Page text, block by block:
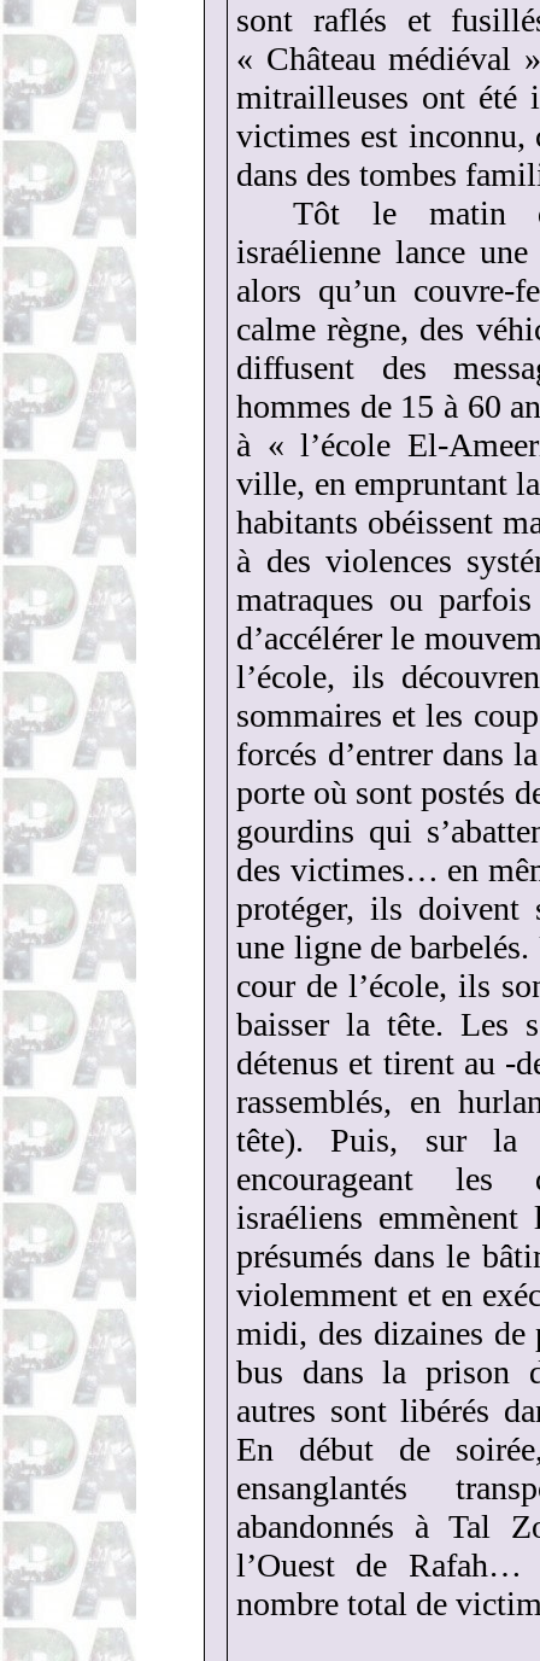
sont raflés et
« Château médiéval
mitrailleuses ont été
victimes est inconnu,
dans des tombes
Tôt le matin
israélienne lance
alors qu’un
calme règne, des
diffusent des
hommes de 15 à 60
à « l’école El-
ville, en empruntant
habitants obéissent
à des violences
matraques ou
d’accélérer le
l’école, ils
sommaires et les
forcés d’entrer dans
porte où sont postés
gourdins qui
des victimes… en
protéger, ils doivent
une ligne de
cour de l’école, ils
baisser la tête. Les
détenus et tirent au -
rassemblés, en
tête). Puis, sur la
encourageant les
israéliens
présumés dans le
violemment et en
midi, des dizaines de
bus dans la prison
autres sont libérés
En début de
ensanglantés
abandonnés à Tal
l’Ouest de
nombre total de